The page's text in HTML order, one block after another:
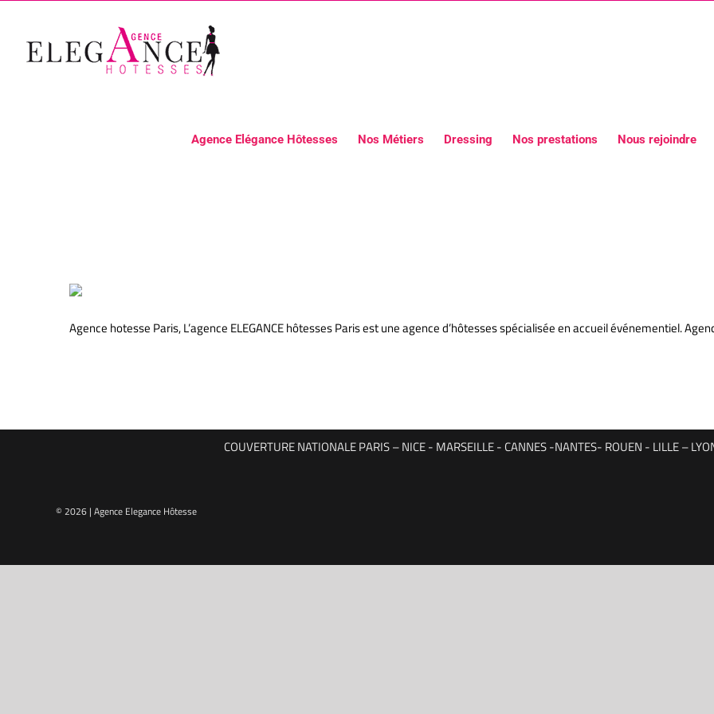
contenu
Agence Elégance Hôtesses Nos Métiers Dressing Nos prestations Nous rejoindre
Agence hotesse Paris, L’agence ELEGANCE hôtesses Paris est une agence d’hôtesses spécialisée en accueil événementiel.
COUVERTURE NATIONALE PARIS – NICE - MARSEILLE - CANNES -NANTES- ROUEN - LILLE –
© 2026 | Agence Elegance Hôtesse